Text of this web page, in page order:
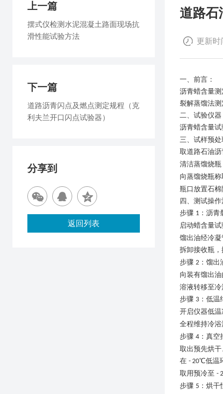
道路石
更新时
一、 前言 ：
沥青蜡含量测
裂解蒸馏法
二、试验仪器
沥青蜡含量
三、试样预
取道路石油
清洁蒸馏烧
向蒸馏烧瓶
瓶口放置石
四 、测试操作
步骤 1 ：沥
启动蜡含量
馏出油经冷
拆卸接收瓶
步骤 2 ：馏
向装有馏出
溶液转移至
步骤 3 ：低
开启仪器低
全程维持冷
步骤 4 ：真
取出预先烘
在 - 20℃低温
取用预冷至 -
步骤 5 ：烘
上一篇
摆式仪检测水泥混凝土路面现场抗
滑性能试验方法
下一篇
道路沥青闪点及燃点测定规程（克
利夫兰开口闪点试验器）
分享到
返回列表